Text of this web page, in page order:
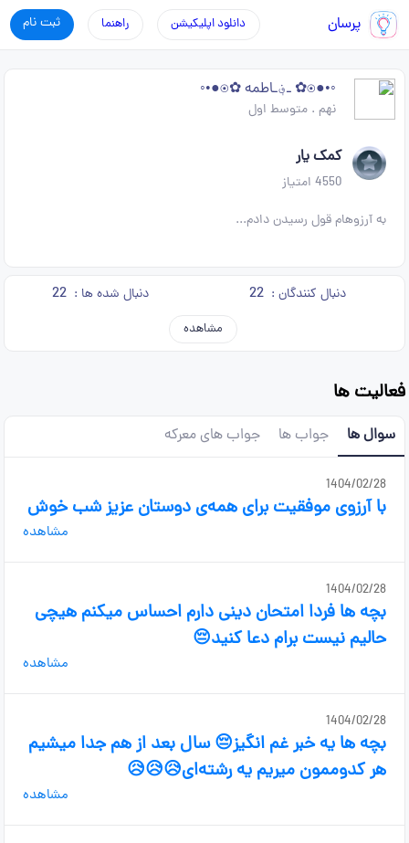
پرسان ثبت نام راهنما دانلود اپلیکیشن
◦•●◉✿ ـ؋ـاطمه ✿◉●•◦
نهم .متوسط اول
کمک یار
4550 امتیاز
به آرزوهام قول رسیدن دادم...
دنبال کنندگان : 22 دنبال شده ها : 22
مشاهده
فعالیت ها
سوال ها جواب ها جواب های معرکه
1404/02/28
با آرزوی موفقیت برای همه‌ی دوستان عزیز شب خوش
مشاهده
1404/02/28
بچه ها فردا امتحان دینی دارم احساس میکنم هیچی
حالیم نیست برام دعا کنید😔
مشاهده
1404/02/28
بچه ها یه خبر غم انگیز😔 سال بعد از هم جدا میشیم
هر کدوممون میریم یه رشته‌ای😥😥😥
مشاهده